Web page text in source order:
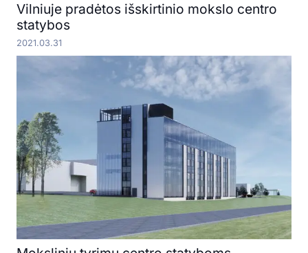
Vilniuje pradėtos išskirtinio mokslo centro
statybos
2021.03.31